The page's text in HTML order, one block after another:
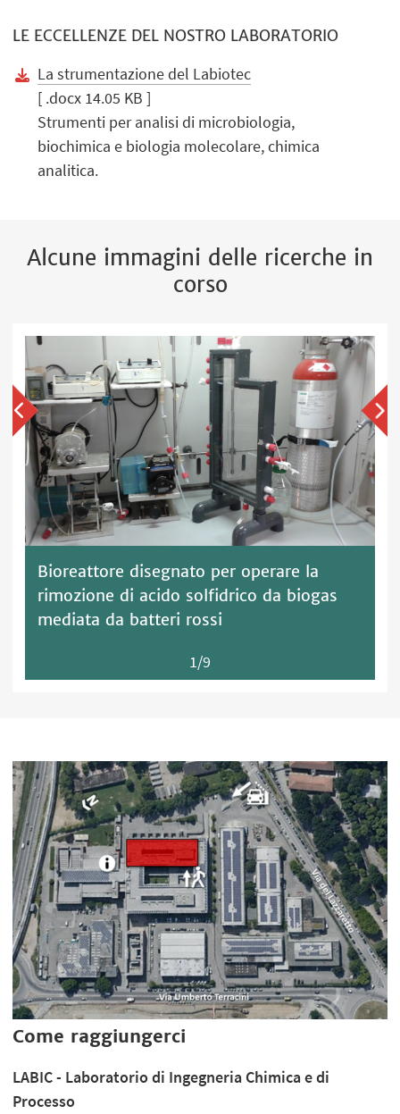
LE ECCELLENZE DEL NOSTRO LABORATORIO
La strumentazione del Labiotec
[ .docx 14.05 KB ]
Strumenti per analisi di microbiologia,
biochimica e biologia molecolare, chimica
analitica.
Alcune immagini delle ricerche in
corso
Bioreattore disegnato per operare la
rimozione di acido solfidrico da biogas
mediata da batteri rossi
1/9
Come raggiungerci
LABIC - Laboratorio di Ingegneria Chimica e di
Processo